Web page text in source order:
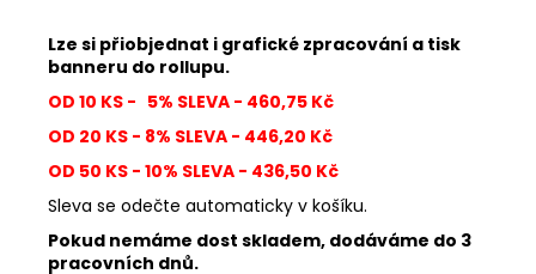
Lze si přiobjednat i grafické zpracování a tisk
banneru do rollupu.
OD 10 KS - 5% SLEVA - 460,75 Kč
OD 20 KS - 8% SLEVA - 446,20 Kč
OD 50 KS - 10% SLEVA - 436,50 Kč
Sleva se odečte automaticky v košíku.
Pokud nemáme dost skladem, dodáváme do 3
pracovních dnů.